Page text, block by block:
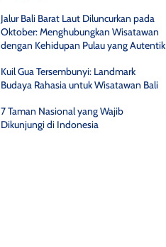
Jalur Bali Barat Laut Diluncurkan pada
Oktober: Menghubungkan Wisatawan
dengan Kehidupan Pulau yang Autentik
Kuil Gua Tersembunyi: Landmark
Budaya Rahasia untuk Wisatawan Bali
7 Taman Nasional yang Wajib
Dikunjungi di Indonesia